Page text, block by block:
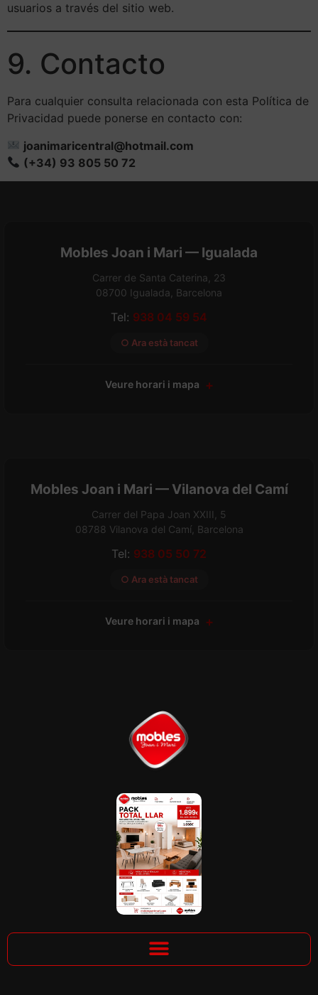
usuarios a través del sitio web.
9. Contacto
Para cualquier consulta relacionada con esta Política de
Privacidad puede ponerse en contacto con:
joanimaricentral@hotmail.com
(+34) 93 805 50 72
Mobles Joan i Mari — Igualada
Carrer de Santa Caterina, 23
08700 Igualada, Barcelona
Tel: 938 04 59 54
○ Ara està tancat
Veure horari i mapa
Mobles Joan i Mari — Vilanova del Camí
Carrer del Papa Joan XXIII, 5
08788 Vilanova del Camí, Barcelona
Tel: 938 05 50 72
○ Ara està tancat
Veure horari i mapa